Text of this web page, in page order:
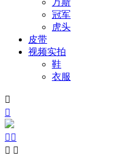
万斯
冠军
虎头
皮带
视频实拍
鞋
衣服


 
 